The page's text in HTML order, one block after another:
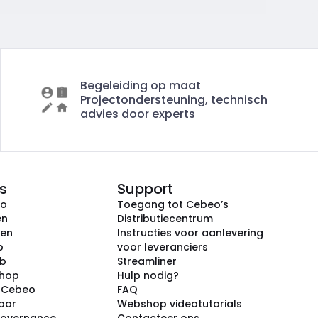
Begeleiding op maat
Projectondersteuning, technisch
advies door experts
Support
Toegang tot Cebeo’s
Distributiecentrum
Instructies voor aanlevering
voor leveranciers
Streamliner
Hulp nodig?
FAQ
Webshop videotutorials